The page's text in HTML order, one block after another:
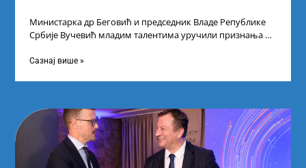
Министарка др Беговић и председник Владе Републике
Србије Вучевић младим талентима уручили признања У
Сазнај више »